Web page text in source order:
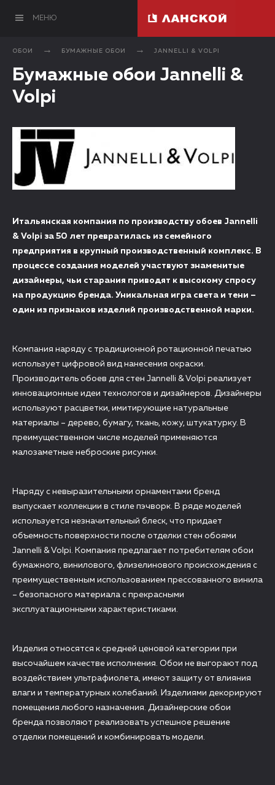
МЕНЮ
ОБОИ БУМАЖНЫЕ ОБОИ JANNELLI & VOLPI
Бумажные обои Jannelli &
Volpi
Итальянская компания по производству обоев Jannelli
& Volpi за 50 лет превратилась из семейного
предприятия в крупный производственный комплекс. В
процессе создания моделей участвуют знаменитые
дизайнеры, чьи старания приводят к высокому спросу
на продукцию бренда. Уникальная игра света и тени –
один из признаков изделий производственной марки.
Компания наряду с традиционной ротационной печатью
использует цифровой вид нанесения окраски.
Производитель обоев для стен Jannelli & Volpi реализует
инновационные идеи технологов и дизайнеров. Дизайнеры
используют расцветки, имитирующие натуральные
материалы – дерево, бумагу, ткань, кожу, штукатурку. В
преимущественном числе моделей применяются
малозаметные неброские рисунки.
Наряду с невыразительными орнаментами бренд
выпускает коллекции в стиле пэчворк. В ряде моделей
используется незначительный блеск, что придает
объемность поверхности после отделки стен обоями
Jannelli & Volpi. Компания предлагает потребителям обои
бумажного, винилового, флизелинового происхождения с
преимущественным использованием прессованного винила
– безопасного материала с прекрасными
эксплуатационными характеристиками.
Изделия относятся к средней ценовой категории при
высочайшем качестве исполнения. Обои не выгорают под
воздействием ультрафиолета, имеют защиту от влияния
влаги и температурных колебаний. Изделиями декорируют
помещения любого назначения. Дизайнерские обои
бренда позволяют реализовать успешное решение
отделки помещений и комбинировать модели.